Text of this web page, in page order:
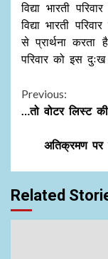
विद्या भारती
विद्या भारती
से प्रार्थना करता
परिवार को इस
Continue
Previous:
…तो वोटर लिस्ट
अतिक्रमण पर
Related